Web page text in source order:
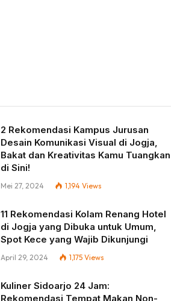
2 Rekomendasi Kampus Jurusan
Desain Komunikasi Visual di Jogja,
Bakat dan Kreativitas Kamu Tuangkan
di Sini!
Mei 27, 2024 1,194 Views
11 Rekomendasi Kolam Renang Hotel
di Jogja yang Dibuka untuk Umum,
Spot Kece yang Wajib Dikunjungi
April 29, 2024 1,175 Views
Kuliner Sidoarjo 24 Jam:
Rekomendasi Tempat Makan Non-